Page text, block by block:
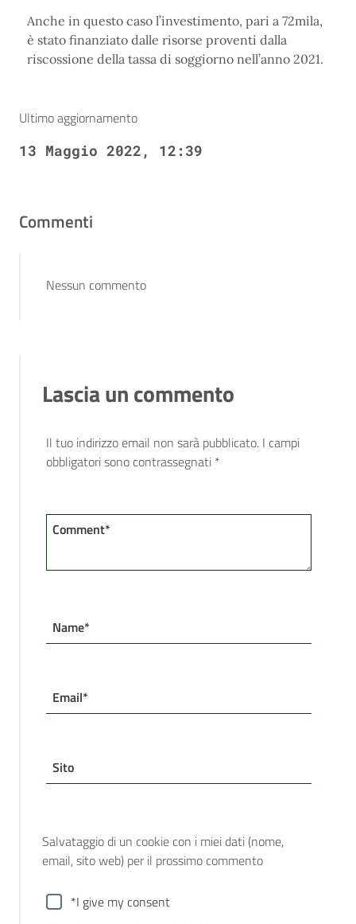
Anche in questo caso l’investimento, pari a 72mila,
è stato finanziato dalle risorse proventi dalla
riscossione della tassa di soggiorno nell’anno 2021.
Ultimo aggiornamento
13 Maggio 2022, 12:39
Commenti
Nessun commento
Lascia un commento
Il tuo indirizzo email non sarà pubblicato. I campi
obbligatori sono contrassegnati *
Comment*
Name*
Email*
Sito
Salvataggio di un cookie con i miei dati (nome,
email, sito web) per il prossimo commento
*I give my consent